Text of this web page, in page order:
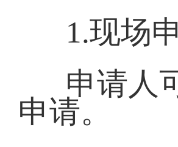
1.现场
申请人
申请。